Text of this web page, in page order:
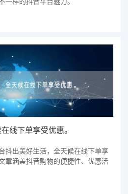
线下单享受优惠。
抖出美好生活，全天候在线下单享
章涵盖抖音购物的便捷性、优惠活